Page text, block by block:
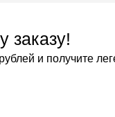
заказу!
и получите